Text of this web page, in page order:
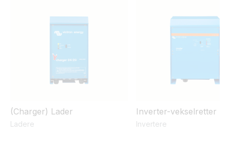
(Charger) Lader
Ladere
Inverter-vekselretter
Invertere